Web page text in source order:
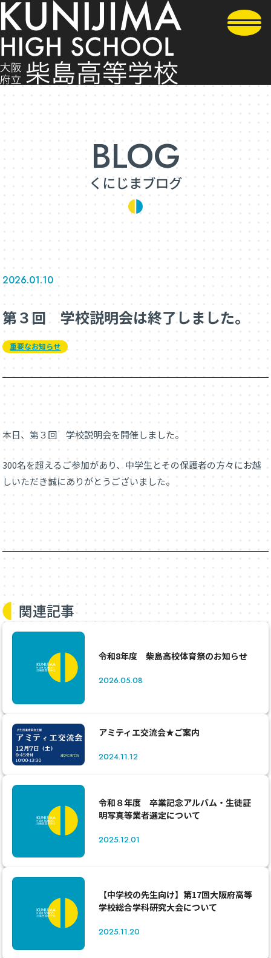
くにじまブログ
2026.01.10
第３回 学校説明会は終了しました。
重要なお知らせ
本日、第３回 学校説明会を開催しました。
300名を超えるご参加があり、中学生とその保護者の方々にお越
しいただき誠にありがとうございました。
関連記事
令和8年度 柴島高校体育祭のお知らせ
2026.05.08
アミティエ交流会★ご案内
2024.11.12
令和８年度 卒業記念アルバム・生徒証
明写真等業者選定について
2025.12.01
【中学校の先生向け】第17回大阪府高等
学校総合学科研究大会について
2025.11.20